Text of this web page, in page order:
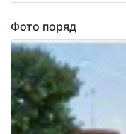
Фото поряд